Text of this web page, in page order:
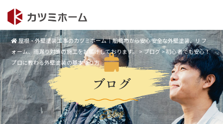
屋根・外壁塗装工事のカツミホーム｜船橋市から安心安全な外壁塗装、リフ
ォーム、雨漏り対策の施工をお届けしております。>ブログ>初心者でも安心！
プロに教わる外壁塗装の基本やり方
ブログ
Blog